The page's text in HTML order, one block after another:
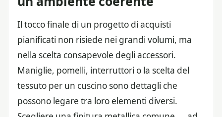
Il tocco finale di un progetto di acquisti
pianificati non risiede nei grandi volumi, ma
nella scelta consapevole degli accessori.
Maniglie, pomelli, interruttori o la scelta del
tessuto per un cuscino sono dettagli che
possono legare tra loro elementi diversi.